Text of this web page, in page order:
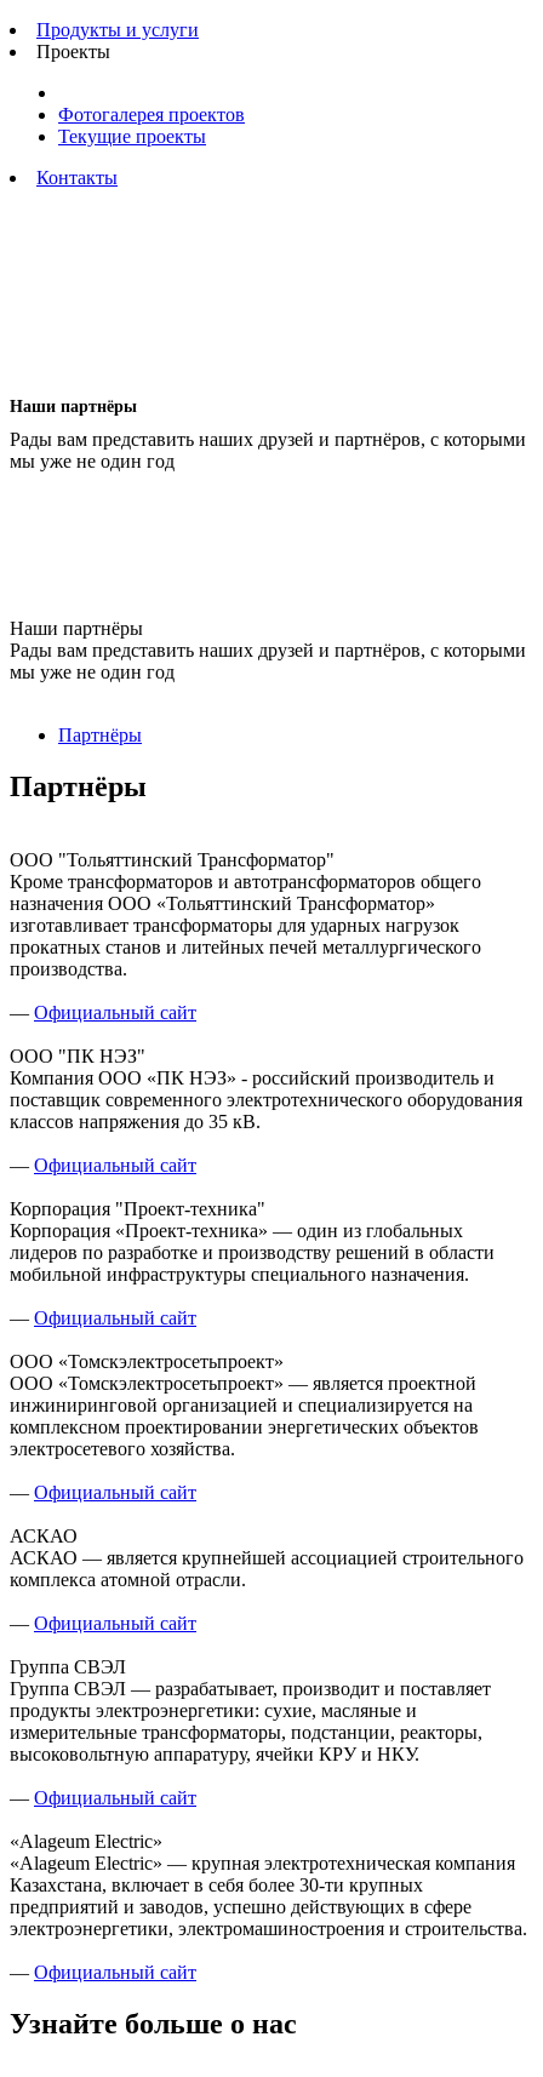
Продукты и услуги
Проекты
Фотогалерея проектов
Текущие проекты
Контакты
Наши партнёры
Рады вам представить наших друзей и партнёров, с которыми
мы уже не один год
Наши партнёры
Рады вам представить наших друзей и партнёров, с которыми
мы уже не один год
Партнёры
Партнёры
ООО "Тольяттинский Трансформатор"
Кроме трансформаторов и автотрансформаторов общего
назначения ОOО «Тольяттинский Трансформатор»
изготавливает трансформаторы для ударных нагрузок
прокатных станов и литейных печей металлургического
производства.
— Официальный сайт
ООО "ПК НЭЗ"
Компания ООО «ПК НЭЗ» - российский производитель и
поставщик современного электротехнического оборудования
классов напряжения до 35 кВ.
— Официальный сайт
Корпорация "Проект-техника"
Корпорация «Проект-техника» — один из глобальных
лидеров по разработке и производству решений в области
мобильной инфраструктуры специального назначения.
— Официальный сайт
ООО «Томскэлектросетьпроект»
ООО «Томскэлектросетьпроект» — является проектной
инжиниринговой организацией и специализируется на
комплексном проектировании энергетических объектов
электросетевого хозяйства.
— Официальный сайт
АСКАО
АСКАО — является крупнейшей ассоциацией строительного
комплекса атомной отрасли.
— Официальный сайт
Группа СВЭЛ
Группа СВЭЛ — разрабатывает, производит и поставляет
продукты электроэнергетики: сухие, масляные и
измерительные трансформаторы, подстанции, реакторы,
высоковольтную аппаратуру, ячейки КРУ и НКУ.
— Официальный сайт
«Alageum Electric»
«Alageum Electric» — крупная электротехническая компания
Казахстана, включает в себя более 30-ти крупных
предприятий и заводов, успешно действующих в сфере
электроэнергетики, электромашиностроения и строительства.
— Официальный сайт
Узнайте больше о нас